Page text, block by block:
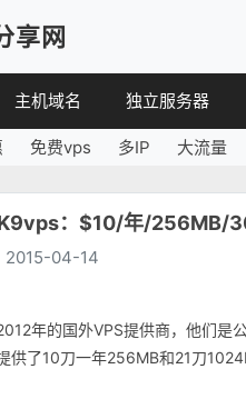
享网
主机域名
域名
独立服务器
免费vps 多IP 大流量
K9vps：$10/年/256MB/
2015-04-14
年的国外VPS提供商，他们是
供了10刀一年256MB和21刀